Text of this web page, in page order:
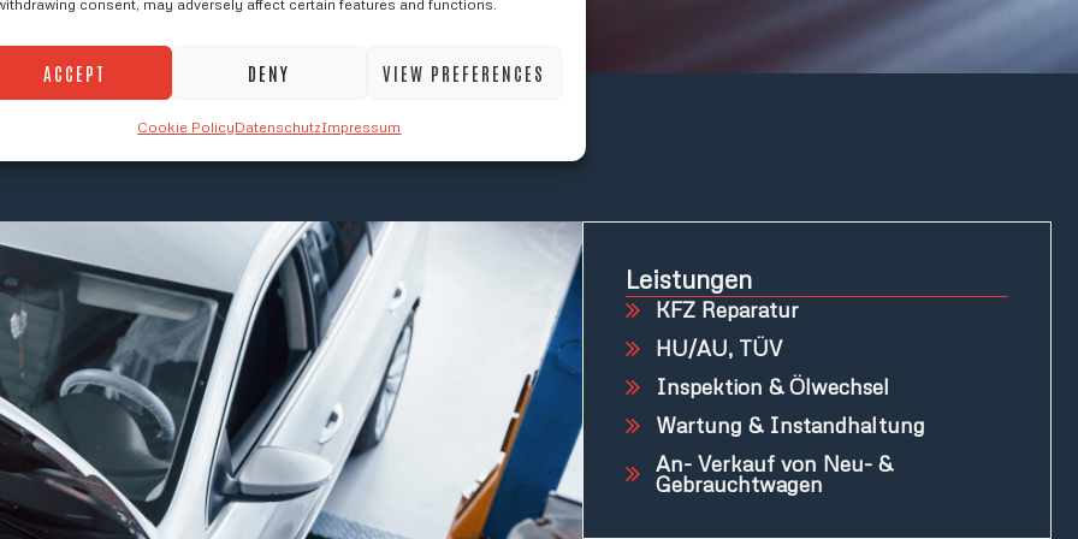
consent, may adversely affect certain features and functions.
ACCEPT DENY VIEW PREFERENCES
Cookie PolicyDatenschutzImpressum
Leistungen
KFZ Reparatur
HU/AU, TÜV
Inspektion & Ölwechsel
Wartung & Instandhaltung
An- Verkauf von Neu- &
Gebrauchtwagen